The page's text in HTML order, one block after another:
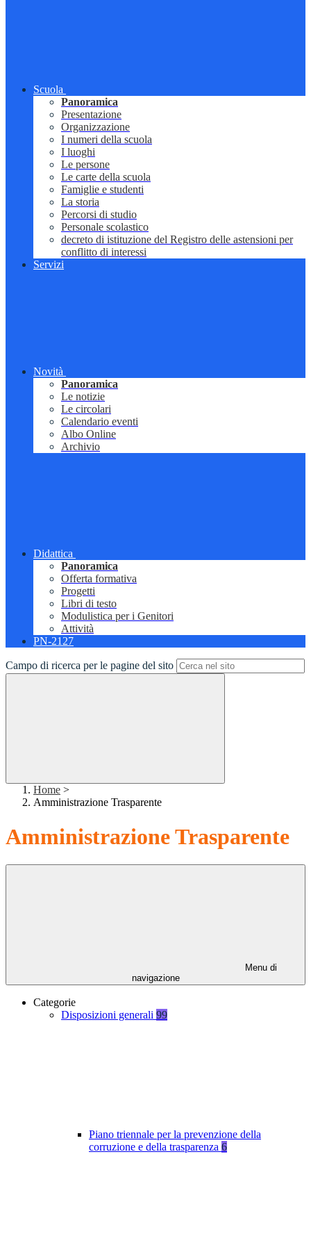
Scuola
Panoramica
Presentazione
Organizzazione
I numeri della scuola
I luoghi
Le persone
Le carte della scuola
Famiglie e studenti
La storia
Percorsi di studio
Personale scolastico
decreto di istituzione del Registro delle astensioni per
conflitto di interessi
Servizi
Novità
Panoramica
Le notizie
Le circolari
Calendario eventi
Albo Online
Archivio
Didattica
Panoramica
Offerta formativa
Progetti
Libri di testo
Modulistica per i Genitori
Attività
PN-2127
Campo di ricerca per le pagine del sito
Home >
Amministrazione Trasparente
Amministrazione Trasparente
Menu di
navigazione
Categorie
Disposizioni generali 99
Piano triennale per la prevenzione della
corruzione e della trasparenza 6